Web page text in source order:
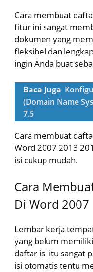
Cara membuat
fitur ini sangat
dokumen yang
fleksibel dan
ingin Anda buat
Baca Juga
(Domain Name
7.5
Cara membuat
Word 2007 2013
isi cukup mudah.
Cara
Di Word 2007
Lembar kerja
yang belum
daftar isi itu sangat
isi otomatis tentu